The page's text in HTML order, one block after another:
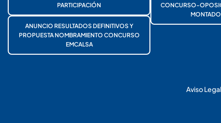
PARTICIPACIÓN
ANUNCIO RESULTADOS DEFINITIVOS Y
PROPUESTA NOMBRAMIENTO CONCURSO
EMCALSA
CONCURSO-
Aviso Legal